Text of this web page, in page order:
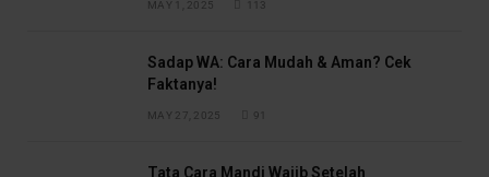
MAY 1, 2025 113
Sadap WA: Cara Mudah & Aman? Cek
Faktanya!
MAY 27, 2025 91
Tata Cara Mandi Wajib Setelah